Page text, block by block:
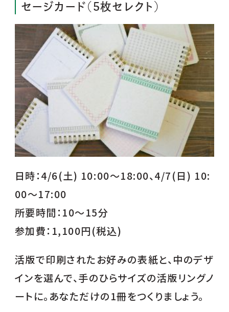
セージカード（5枚セレクト）
日時：4/6(土) 10:00～18:00、4/7(日) 10:
00～17:00
所要時間：10～15分
参加費：1,100円(税込)
活版で印刷されたお好みの表紙と、中のデザ
インを選んで、手のひらサイズの活版リングノ
ートに。あなただけの1冊をつくりましょう。